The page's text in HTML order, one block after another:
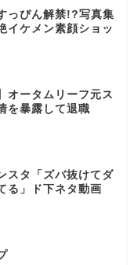
っぴん解禁!?写真集
イケメン素顔ショッ
オータムリーフ元ス
を暴露して退職
スタ「ズバ抜けてダ
る」ド下ネタ動画